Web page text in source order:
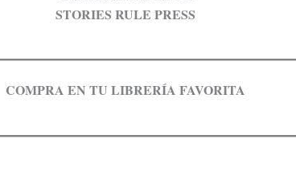
STORIES RULE PRESS
COMPRA EN TU LIBRERÍA FAVORITA